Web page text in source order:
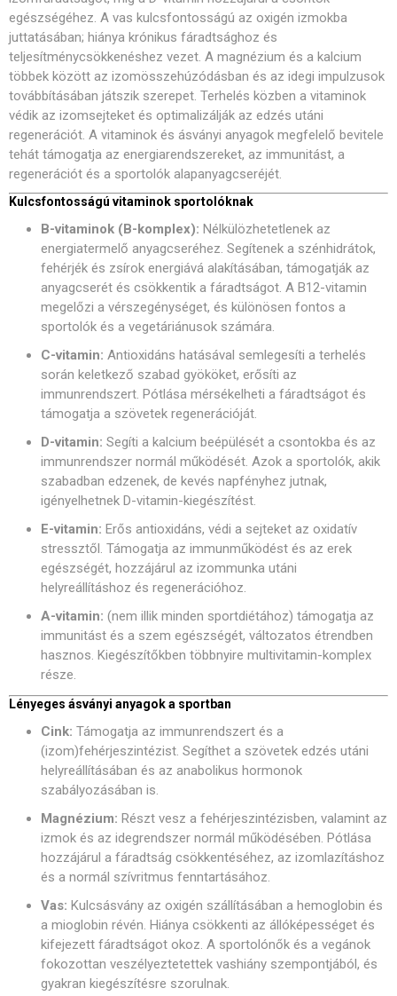
egészségéhez. A vas kulcsfontosságú az oxigén izmokba
juttatásában; hiánya krónikus fáradtsághoz és
teljesítménycsökkenéshez vezet. A magnézium és a kalcium
többek között az izomösszehúzódásban és az idegi impulzusok
továbbításában játszik szerepet. Terhelés közben a vitaminok
védik az izomsejteket és optimalizálják az edzés utáni
regenerációt. A vitaminok és ásványi anyagok megfelelő bevitele
tehát támogatja az energiarendszereket, az immunitást, a
regenerációt és a sportolók alapanyagcseréjét.
Kulcsfontosságú vitaminok sportolóknak
B-vitaminok (B-komplex): Nélkülözhetetlenek az
energiatermelő anyagcseréhez. Segítenek a szénhidrátok,
fehérjék és zsírok energiává alakításában, támogatják az
anyagcserét és csökkentik a fáradtságot. A B12-vitamin
megelőzi a vérszegénységet, és különösen fontos a
sportolók és a vegetáriánusok számára.
C-vitamin: Antioxidáns hatásával semlegesíti a terhelés
során keletkező szabad gyököket, erősíti az
immunrendszert. Pótlása mérsékelheti a fáradtságot és
támogatja a szövetek regenerációját.
D-vitamin: Segíti a kalcium beépülését a csontokba és az
immunrendszer normál működését. Azok a sportolók, akik
szabadban edzenek, de kevés napfényhez jutnak,
igényelhetnek D-vitamin-kiegészítést.
E-vitamin: Erős antioxidáns, védi a sejteket az oxidatív
stressztől. Támogatja az immunműködést és az erek
egészségét, hozzájárul az izommunka utáni
helyreállításhoz és regenerációhoz.
A-vitamin: (nem illik minden sportdiétához) támogatja az
immunitást és a szem egészségét, változatos étrendben
hasznos. Kiegészítőkben többnyire multivitamin-komplex
része.
Lényeges ásványi anyagok a sportban
Cink: Támogatja az immunrendszert és a
(izom)fehérjeszintézist. Segíthet a szövetek edzés utáni
helyreállításában és az anabolikus hormonok
szabályozásában is.
Magnézium: Részt vesz a fehérjeszintézisben, valamint az
izmok és az idegrendszer normál működésében. Pótlása
hozzájárul a fáradtság csökkentéséhez, az izomlazításhoz
és a normál szívritmus fenntartásához.
Vas: Kulcsásvány az oxigén szállításában a hemoglobin és
a mioglobin révén. Hiánya csökkenti az állóképességet és
kifejezett fáradtságot okoz. A sportolónők és a vegánok
fokozottan veszélyeztetettek vashiány szempontjából, és
gyakran kiegészítésre szorulnak.